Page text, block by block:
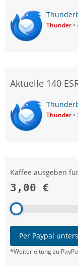
Thunder
Aktuelle 140
Thunder
Kaffee ausgeben
3,00 €
Per Paypal
*Weiterleitung zu